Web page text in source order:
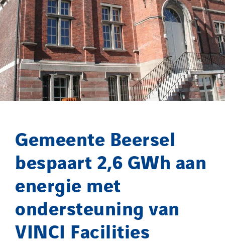
Gemeente Beersel
bespaart 2,6 GWh aan
energie met
ondersteuning van
VINCI Facilities